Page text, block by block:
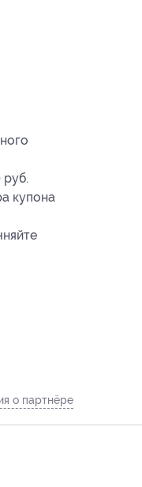
руб.
купона
о партнёре